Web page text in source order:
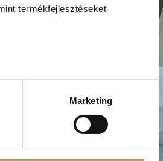
termékfejlesztéseket
ellenőrzésével
a
Részletek pontban. Bármikor
megosztjuk az Ön
Marketing